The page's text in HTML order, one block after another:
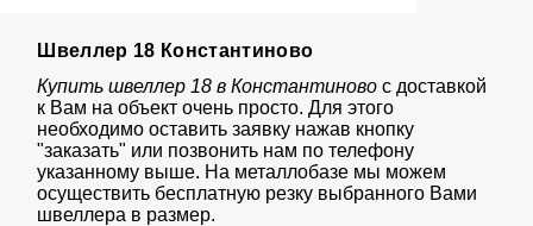
Швеллер 18 Константиново
Купить швеллер 18 в Константиновос доставкой
к Вам на объект очень просто. Для этого
необходимо оставить заявку нажав кнопку
"заказать" или позвонить нам по телефону
указанному выше. На металлобазе мы можем
осуществить бесплатную резку выбранного Вами
швеллера в размер.